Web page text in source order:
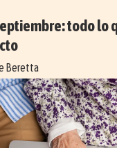
todo lo
Beretta